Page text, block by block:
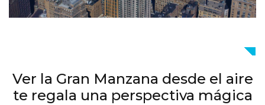
Ver la Gran Manzana desde el aire
te regala una perspectiva mágica